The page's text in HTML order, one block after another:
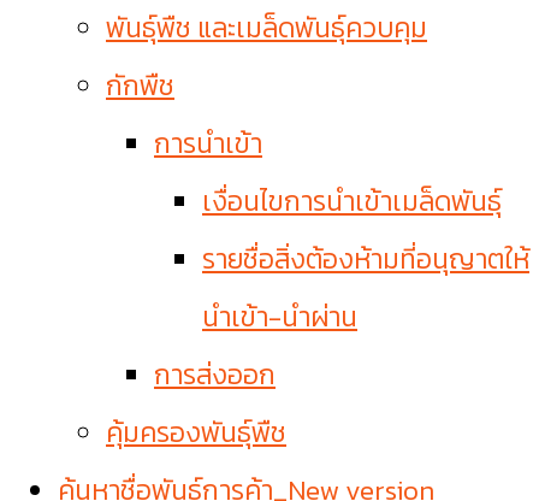
พันธุ์พืช และเมล็ดพันธุ์ควบคุม
กักพืช
การนำเข้า
เงื่อนไขการนำเข้าเมล็ดพันธุ์
รายชื่อสิ่งต้องห้ามที่อนุญาตให้
นำเข้า-นำผ่าน
การส่งออก
คุ้มครองพันธุ์พืช
ค้นหาชื่อพันธุ์การค้า_New version